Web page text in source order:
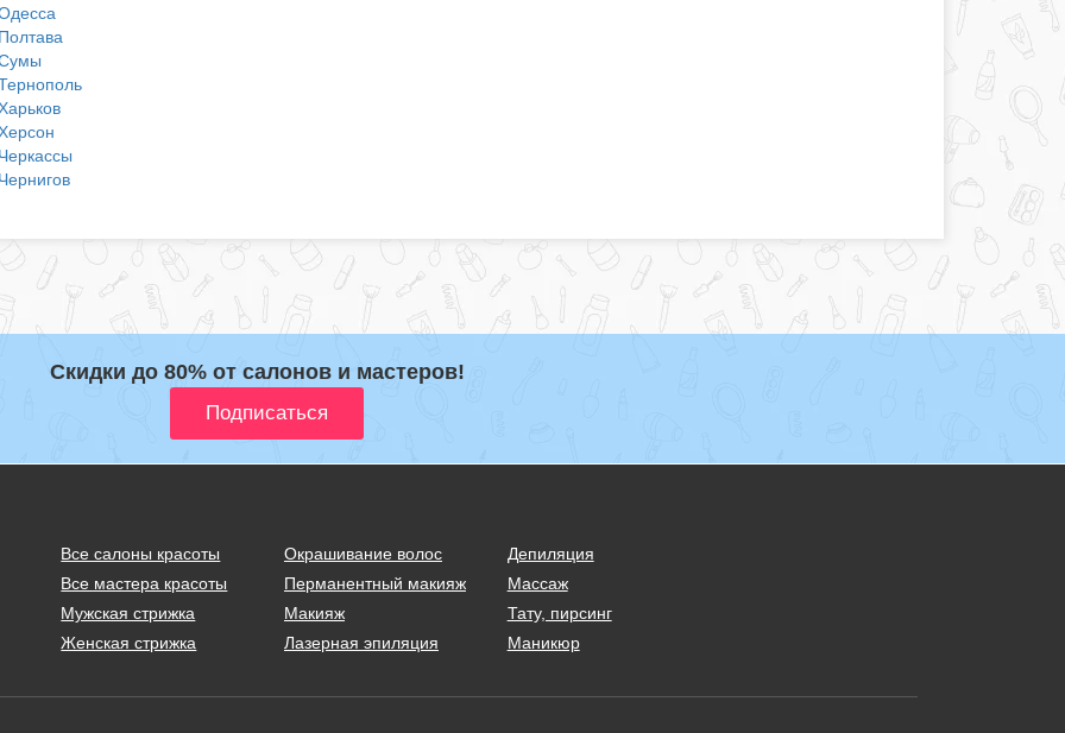
Скидки до 80% от салонов и мастеров!
Все салоны красоты
Все мастера красоты
Мужская стрижка
Женская стрижка
Окрашивание волос
Перманентный макияж
Макияж
Лазерная эпиляция
Депиляция
Массаж
Тату, пирсинг
Маникюр